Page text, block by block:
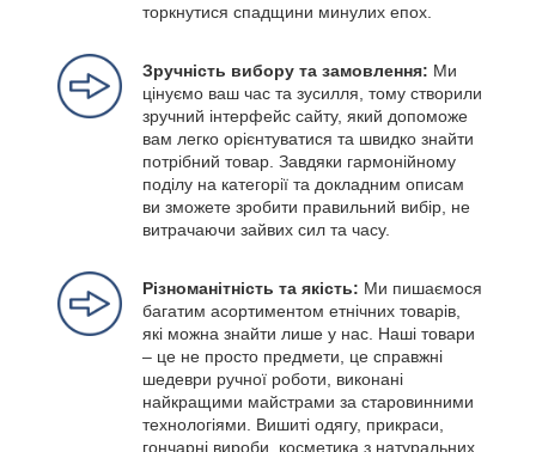
торкнутися спадщини минулих епох.
Зручність вибору та замовлення: Ми
цінуємо ваш час та зусилля, тому створили
зручний інтерфейс сайту, який допоможе
вам легко орієнтуватися та швидко знайти
потрібний товар. Завдяки гармонійному
поділу на категорії та докладним описам
ви зможете зробити правильний вибір, не
витрачаючи зайвих сил та часу.
Різноманітність та якість: Ми пишаємося
багатим асортиментом етнічних товарів,
які можна знайти лише у нас. Наші товари
– це не просто предмети, це справжні
шедеври ручної роботи, виконані
найкращими майстрами за старовинними
технологіями. Вишиті одягу, прикраси,
гончарні вироби, косметика з натуральних